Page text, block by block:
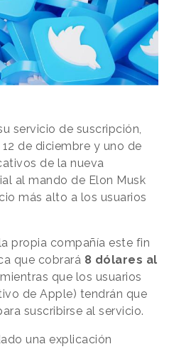
servicio de suscripción,
de diciembre y uno de
de la nueva
al mando de Elon Musk
más alto a los usuarios
propia compañía este fin
que cobrará 8 dólares al
que los usuarios
de Apple) tendrán que
suscribirse al servicio.
una explicación